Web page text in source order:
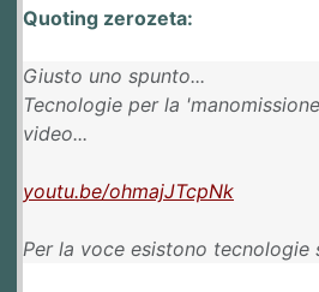
Quoting zerozeta:
Giusto uno spunto...
Tecnologie per la
video...
youtu.be/ohmajJTcpNk
Per la voce esistono tecnologie